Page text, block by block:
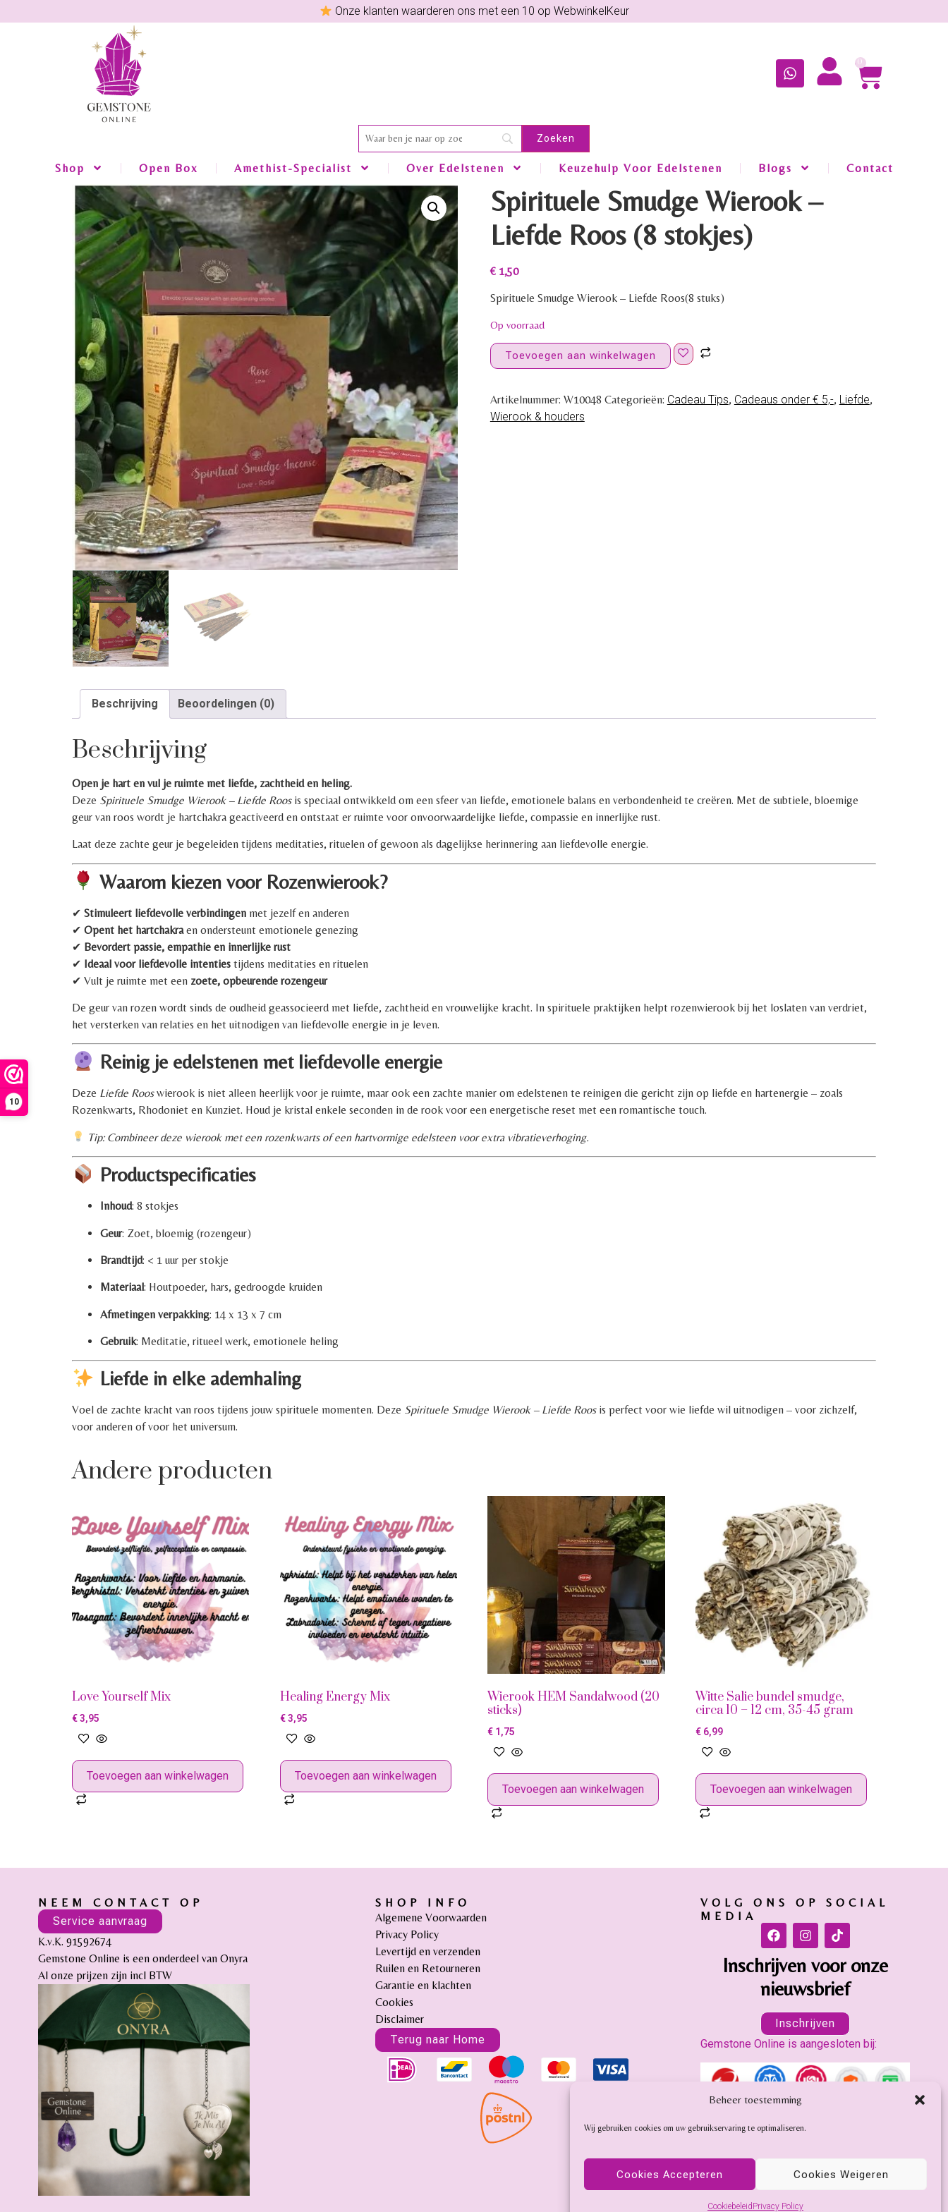
10
Beheer toestemming
Wij gebruiken cookies om uw gebruikservaring te optimaliseren.
Cookies Accepteren Cookies Weigeren
CookiebeleidPrivacy Policy
Onze klanten waarderen ons met een 10 op WebwinkelKeur
0
Shop Open Box Amethist-Specialist Over Edelstenen Keuzehulp Voor Edelstenen Blogs Contact
Spirituele Smudge Wierook –
Liefde Roos (8 stokjes)
€1,50
Spirituele Smudge Wierook – Liefde Roos(8 stuks)
Op voorraad
Toevoegen aan winkelwagen
Artikelnummer: W10048 Categorieën: Cadeau Tips, Cadeaus onder € 5,-, Liefde,
Wierook & houders
Beschrijving Beoordelingen (0)
Beschrijving
Open je hart en vul je ruimte met liefde, zachtheid en heling.
Deze Spirituele Smudge Wierook – Liefde Roosis speciaal ontwikkeld om een sfeer van liefde, emotionele balans en verbondenheid te creëren. Met de subtiele, bloemige
geur van roos wordt je hartchakra geactiveerd en ontstaat er ruimte voor onvoorwaardelijke liefde, compassie en innerlijke rust.
Laat deze zachte geur je begeleiden tijdens meditaties, rituelen of gewoon als dagelijkse herinnering aan liefdevolle energie.
Waarom kiezen voor Rozenwierook?
✔ Stimuleert liefdevolle verbindingen met jezelf en anderen
✔ Opent het hartchakraen ondersteunt emotionele genezing
✔ Bevordert passie, empathie en innerlijke rust
✔ Ideaal voor liefdevolle intenties tijdens meditaties en rituelen
✔ Vult je ruimte met een zoete, opbeurende rozengeur
De geur van rozen wordt sinds de oudheid geassocieerd met liefde, zachtheid en vrouwelijke kracht. In spirituele praktijken helpt rozenwierook bij het loslaten van verdriet,
het versterken van relaties en het uitnodigen van liefdevolle energie in je leven.
Reinig je edelstenen met liefdevolle energie
Deze Liefde Rooswierook is niet alleen heerlijk voor je ruimte, maar ook een zachte manier om edelstenen te reinigen die gericht zijn op liefde en hartenergie – zoals
Rozenkwarts, Rhodoniet en Kunziet. Houd je kristal enkele seconden in de rook voor een energetische reset met een romantische touch.
Tip: Combineer deze wierook met een rozenkwarts of een hartvormige edelsteen voor extra vibratieverhoging.
Productspecificaties
Inhoud: 8 stokjes
Geur: Zoet, bloemig (rozengeur)
Brandtijd: < 1 uur per stokje
Materiaal: Houtpoeder, hars, gedroogde kruiden
Afmetingen verpakking: 14 x 13 x 7 cm
Gebruik: Meditatie, ritueel werk, emotionele heling
Liefde in elke ademhaling
Voel de zachte kracht van roos tijdens jouw spirituele momenten. Deze Spirituele Smudge Wierook – Liefde Roosis perfect voor wie liefde wil uitnodigen – voor zichzelf,
voor anderen of voor het universum.
Andere producten
Love Yourself Mix
€3,95
Toevoegen aan winkelwagen
Healing Energy Mix
€3,95
Toevoegen aan winkelwagen
Wierook HEM Sandalwood (20
sticks)
€ 1,75
Toevoegen aan winkelwagen
Witte Salie bundel smudge,
circa 10 – 12 cm, 35-45 gram
€ 6,99
Toevoegen aan winkelwagen
NEEM CONTACT OP
Service aanvraag
K.v.K. 91592674
Gemstone Online is een onderdeel van Onyra
Al onze prijzen zijn incl BTW
SHOP INFO
Algemene Voorwaarden
Privacy Policy
Levertijd en verzenden
Ruilen en Retourneren
Garantie en klachten
Cookies
Disclaimer
Terug naar Home
VOLG ONS OP SOCIAL
MEDIA
Inschrijven voor onze
nieuwsbrief
Inschrijven
Gemstone Online is aangesloten bij: